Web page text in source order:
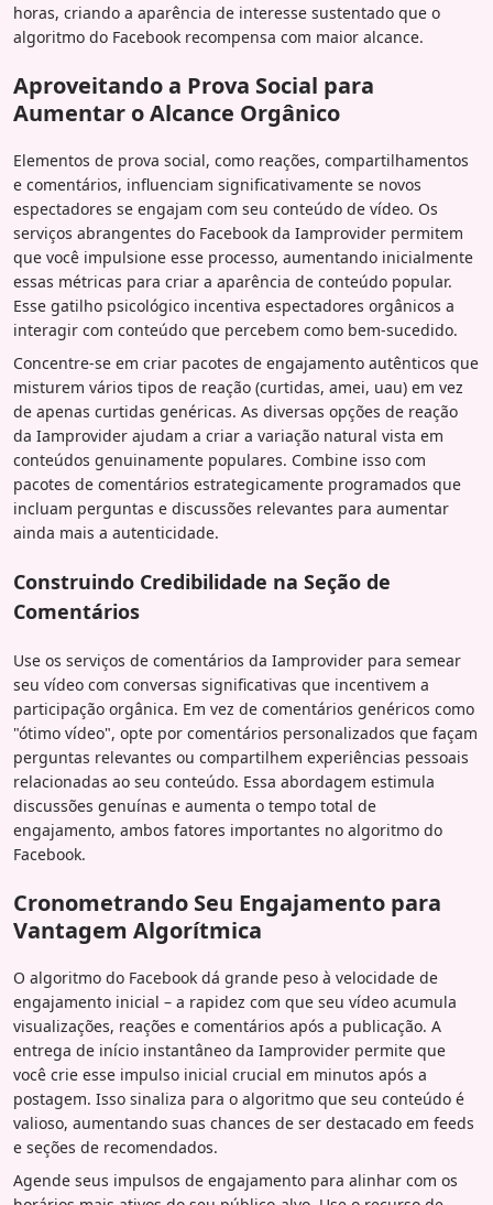
horas, criando a aparência de interesse sustentado que o
algoritmo do Facebook recompensa com maior alcance.
Aproveitando a Prova Social para
Aumentar o Alcance Orgânico
Elementos de prova social, como reações, compartilhamentos
e comentários, influenciam significativamente se novos
espectadores se engajam com seu conteúdo de vídeo. Os
serviços abrangentes do Facebook da Iamprovider permitem
que você impulsione esse processo, aumentando inicialmente
essas métricas para criar a aparência de conteúdo popular.
Esse gatilho psicológico incentiva espectadores orgânicos a
interagir com conteúdo que percebem como bem-sucedido.
Concentre-se em criar pacotes de engajamento autênticos que
misturem vários tipos de reação (curtidas, amei, uau) em vez
de apenas curtidas genéricas. As diversas opções de reação
da Iamprovider ajudam a criar a variação natural vista em
conteúdos genuinamente populares. Combine isso com
pacotes de comentários estrategicamente programados que
incluam perguntas e discussões relevantes para aumentar
ainda mais a autenticidade.
Construindo Credibilidade na Seção de
Comentários
Use os serviços de comentários da Iamprovider para semear
seu vídeo com conversas significativas que incentivem a
participação orgânica. Em vez de comentários genéricos como
"ótimo vídeo", opte por comentários personalizados que façam
perguntas relevantes ou compartilhem experiências pessoais
relacionadas ao seu conteúdo. Essa abordagem estimula
discussões genuínas e aumenta o tempo total de
engajamento, ambos fatores importantes no algoritmo do
Facebook.
Cronometrando Seu Engajamento para
Vantagem Algorítmica
O algoritmo do Facebook dá grande peso à velocidade de
engajamento inicial – a rapidez com que seu vídeo acumula
visualizações, reações e comentários após a publicação. A
entrega de início instantâneo da Iamprovider permite que
você crie esse impulso inicial crucial em minutos após a
postagem. Isso sinaliza para o algoritmo que seu conteúdo é
valioso, aumentando suas chances de ser destacado em feeds
e seções de recomendados.
Agende seus impulsos de engajamento para alinhar com os